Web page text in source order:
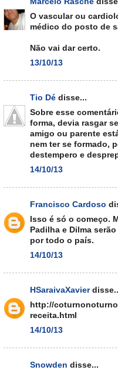
O vascular ou
médico do posto de
Não vai dar certo.
13/10/13
Tio Dé disse...
Sobre esse
forma, devia rasgar
amigo ou parente
nem ter se formado,
destempero e
14/10/13
Francisco Cardoso
Isso é só o começo.
Padilha e Dilma
por todo o país.
14/10/13
HSaraivaXavier
http://
receita.html
14/10/13
Snowden disse...